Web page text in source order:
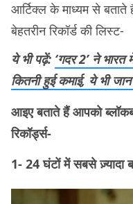
आर्टिक्ल के माध्यम से बताते
बेहतरीन रिकॉर्ड की लिस्ट-
ये भी पढ़ें: ‘गदर 2’ ने
कितनी हुई कमाई, ये भी
आइए बताते हैं आपको
रिकॉर्ड्स-
1- 24 घंटों में सबसे ज़्यादा